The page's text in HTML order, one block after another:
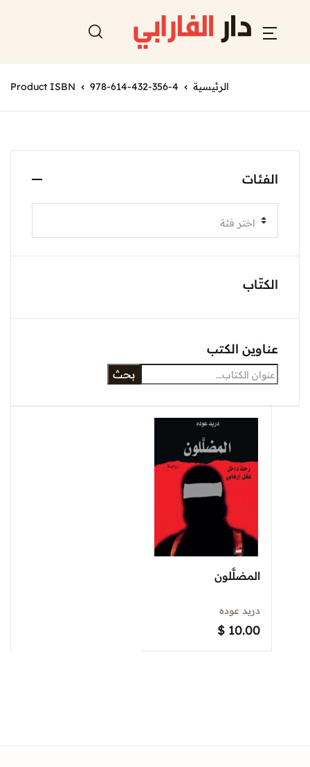
الرئيسية Product ISBN 978-614-432-356-4
المضلَّلون
دريد عوده
$ 10.00
الفئات
اختر فئة
الكتّاب
عناوين الكتب
بحث